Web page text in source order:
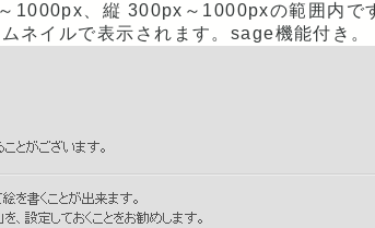
1000px、縦 300px～1000pxの範囲内で
ネイルで表示されます。sage機能付き。